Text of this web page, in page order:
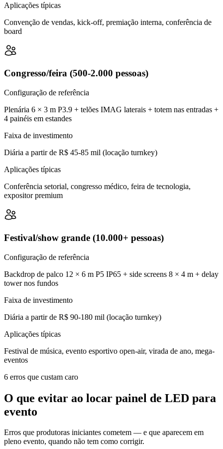
Aplicações típicas
Convenção de vendas, kick-off, premiação interna, conferência de
board
Congresso/feira (500-2.000 pessoas)
Configuração de referência
Plenária 6 × 3 m P3.9 + telões IMAG laterais + totem nas entradas +
4 painéis em estandes
Faixa de investimento
Diária a partir de R$ 45-85 mil (locação turnkey)
Aplicações típicas
Conferência setorial, congresso médico, feira de tecnologia,
expositor premium
Festival/show grande (10.000+ pessoas)
Configuração de referência
Backdrop de palco 12 × 6 m P5 IP65 + side screens 8 × 4 m + delay
tower nos fundos
Faixa de investimento
Diária a partir de R$ 90-180 mil (locação turnkey)
Aplicações típicas
Festival de música, evento esportivo open-air, virada de ano, mega-
eventos
6 erros que custam caro
O que evitar ao locar painel de LED para
evento
Erros que produtoras iniciantes cometem — e que aparecem em
pleno evento, quando não tem como corrigir.